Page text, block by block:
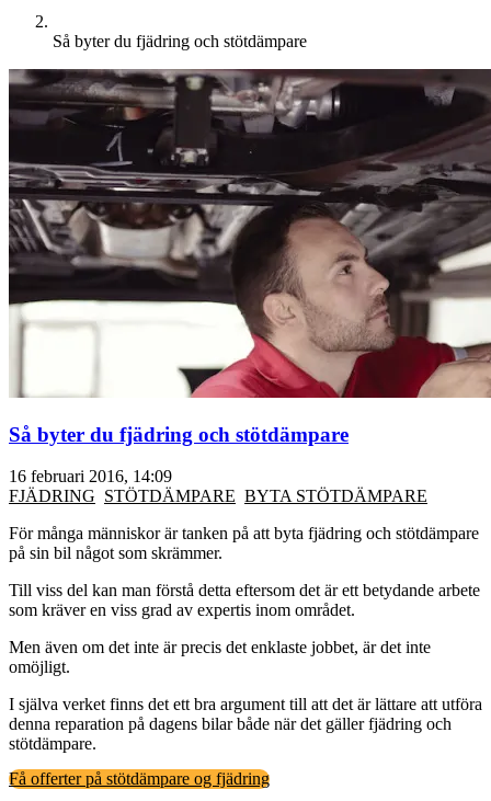
Så byter du fjädring och stötdämpare
Så byter du fjädring och stötdämpare
16 februari 2016, 14:09
FJÄDRING STÖTDÄMPARE BYTA STÖTDÄMPARE
För många människor är tanken på att byta fjädring och stötdämpare
på sin bil något som skrämmer.
Till viss del kan man förstå detta eftersom det är ett betydande arbete
som kräver en viss grad av expertis inom området.
Men även om det inte är precis det enklaste jobbet, är det inte
omöjligt.
I själva verket finns det ett bra argument till att det är lättare att utföra
denna reparation på dagens bilar både när det gäller fjädring och
stötdämpare.
Få offerter på stötdämpare og fjädring